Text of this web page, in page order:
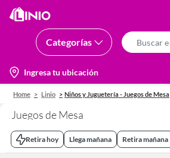
Categorías
location-
icon
Ingresa tu ubicación
Home Linio Niños y Juguetería - Juegos de Mesa
Juegos de Mesa
Retira hoy Llega mañana Retira mañana